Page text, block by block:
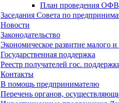
План проведения
Заседания Совета по
Новости
Законодательство
Экономическое развитие малого и
Государственная поддержка
Реестр получателей гос.
Контакты
В помощь предпринимателю
Перечень органов,